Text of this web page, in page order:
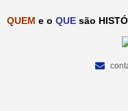
QUEM e o QUE são